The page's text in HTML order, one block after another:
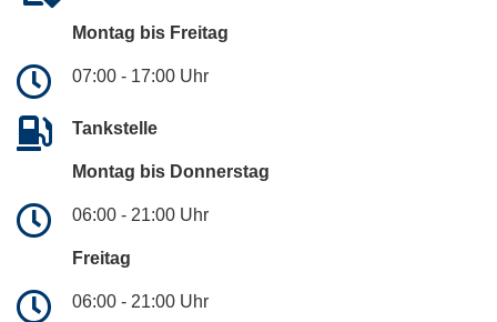
Montag bis Freitag
07:00 - 17:00 Uhr
Tankstelle
Montag bis Donnerstag
06:00 - 21:00 Uhr
Freitag
06:00 - 21:00 Uhr